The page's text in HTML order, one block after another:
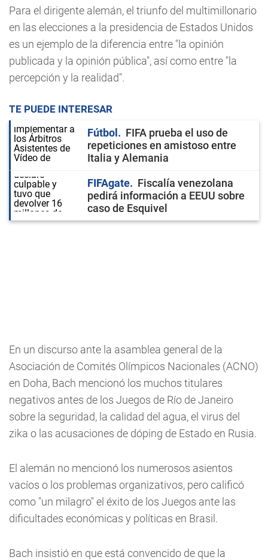
Para el dirigente alemán, el triunfo del multimillonario
en las elecciones a la presidencia de Estados Unidos
es un ejemplo de la diferencia entre "la opinión
publicada y la opinión pública", así como entre "la
percepción y la realidad".
TE PUEDE INTERESAR
Fútbol
FIFA prueba el uso de
repeticiones en amistoso entre
Italia y Alemania
FIFAgate
Fiscalía venezolana
pedirá información a EEUU sobre
caso de Esquivel
En un discurso ante la asamblea general de la
Asociación de Comités Olímpicos Nacionales (ACNO)
en Doha, Bach mencionó los muchos titulares
negativos antes de los Juegos de Río de Janeiro
sobre la seguridad, la calidad del agua, el virus del
zika o las acusaciones de dóping de Estado en Rusia.
El alemán no mencionó los numerosos asientos
vacíos o los problemas organizativos, pero calificó
como "un milagro" el éxito de los Juegos ante las
dificultades económicas y políticas en Brasil.
Bach insistió en que está convencido de que la